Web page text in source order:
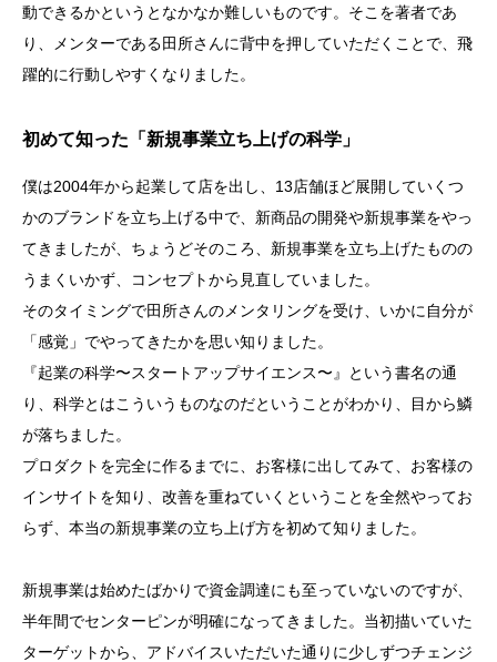
動できるかというとなかなか難しいものです。そこを著者であ
り、メンターである田所さんに背中を押していただくことで、飛
躍的に行動しやすくなりました。
初めて知った「新規事業立ち上げの科学」
僕は2004年から起業して店を出し、13店舗ほど展開していくつ
かのブランドを立ち上げる中で、新商品の開発や新規事業をやっ
てきましたが、ちょうどそのころ、新規事業を立ち上げたものの
うまくいかず、コンセプトから見直していました。
そのタイミングで田所さんのメンタリングを受け、いかに自分が
「感覚」でやってきたかを思い知りました。
『起業の科学〜スタートアップサイエンス〜』という書名の通
り、科学とはこういうものなのだということがわかり、目から鱗
が落ちました。
プロダクトを完全に作るまでに、お客様に出してみて、お客様の
インサイトを知り、改善を重ねていくということを全然やってお
らず、本当の新規事業の立ち上げ方を初めて知りました。
新規事業は始めたばかりで資金調達にも至っていないのですが、
半年間でセンターピンが明確になってきました。当初描いていた
ターゲットから、アドバイスいただいた通りに少しずつチェンジ